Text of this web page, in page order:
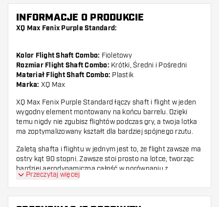
INFORMACJE O PRODUKCIE
XQ Max Fenix Purple Standard:
Kolor Flight Shaft Combo: Fioletowy
Rozmiar Flight Shaft Combo: Krótki, Średni i Pośredni
Materiał Flight Shaft Combo: Plastik
Marka: XQ Max
XQ Max Fenix Purple Standard łączy shaft i flight w jeden
wygodny element montowany na końcu barrelu. Dzięki
temu nigdy nie zgubisz flightów podczas gry, a twoja lotka
ma zoptymalizowany kształt dla bardziej spójnego rzutu.
Zaletą shafta i flightu w jednym jest to, że flight zawsze ma
ostry kąt 90 stopni. Zawsze stoi prosto na lotce, tworząc
bardziej aerodynamiczną całość w porównaniu z
normalnym barelem z osobnym flightem.
Dzięki gwintowi XQ Max Fenix Purple Standard można
Przeczytaj więcej